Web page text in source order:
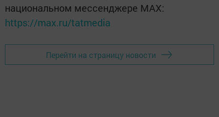
национальном мессенджере MАХ:
https://max.ru/tatmedia
Перейти на страницу новости